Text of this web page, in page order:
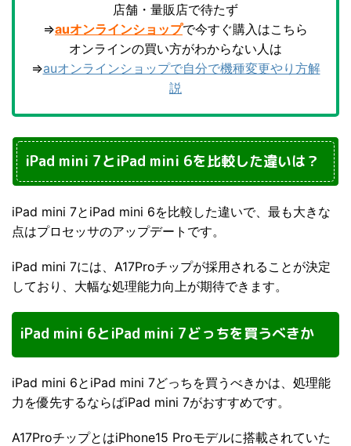
店舗・量販店で待たず
⇒auオンラインショップで今すぐ購入はこちら
オンラインの買い方がわからない人は
⇒auオンラインショップで自分で機種変更やり方解
説
iPad mini 7とiPad mini 6を比較した違いは？
iPad mini 7とiPad mini 6を比較した違いで、最も大きな
点はプロセッサのアップデートです。
iPad mini 7には、A17Proチップが採用されることが決定
しており、大幅な処理能力向上が期待できます。
iPad mini 6とiPad mini 7どっちを買うべきか
iPad mini 6とiPad mini 7どっちを買うべきかは、処理能
力を優先するならばiPad mini 7がおすすめです。
A17ProチップとはiPhone15 Proモデルに搭載されていた